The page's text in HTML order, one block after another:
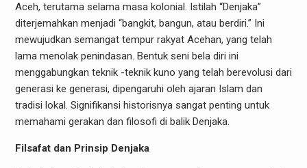
Aceh, terutama selama masa kolonial. Istilah “Denjaka”
diterjemahkan menjadi “bangkit, bangun, atau berdiri.” Ini
mewujudkan semangat tempur rakyat Acehan, yang telah
lama menolak penindasan. Bentuk seni bela diri ini
menggabungkan teknik -teknik kuno yang telah berevolusi dari
generasi ke generasi, dipengaruhi oleh ajaran Islam dan
tradisi lokal. Signifikansi historisnya sangat penting untuk
memahami gerakan dan filosofi di balik Denjaka.
Filsafat dan Prinsip Denjaka